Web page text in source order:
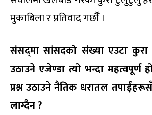
मुकाबिला र प्रतिवाद गर्छौँ ।
संसद्‌मा सांसदको संख्या एउटा
उठाउने एजेण्डा त्यो भन्दा महत्वपूर्ण
प्रश्न उठाउने नैतिक धरातल
लाग्दैन ?